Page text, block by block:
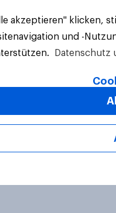
akzeptieren" klicken,
und -
Datenschutz